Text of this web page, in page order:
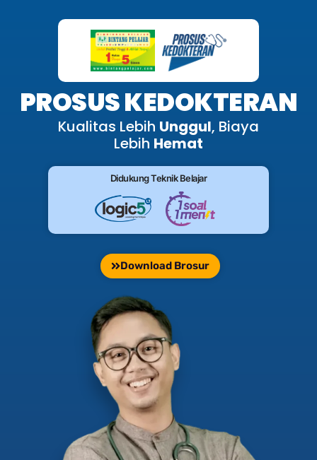
PROSUS KEDOKTERAN
Kualitas Lebih Unggul, Biaya
Lebih Hemat
Didukung Teknik Belajar
Download Brosur